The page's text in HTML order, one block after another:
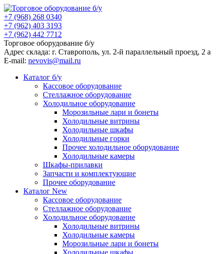
+7 (968) 268 0340
+7 (962) 403 3193
+7 (962) 442 7712
Торговое оборудование б/у
Адрес склада: г. Ставрополь, ул. 2-й параллельный проезд, 2 a
E-mail: nevovis@mail.ru
Каталог б/у
Кассовое оборудование
Стеллажное оборудование
Холодильное оборудование
Морозильные лари и бонеты
Холодильные витрины
Холодильные шкафы
Холодильные горки
Прочее холодильное оборудование
Холодильные камеры
Шкафы-прилавки
Запчасти и комплектующие
Прочее оборудование
Каталог New
Кассовое оборудование
Стеллажное оборудование
Холодильное оборудование
Холодильные витрины
Холодильные камеры
Морозильные лари и бонеты
Холодильные шкафы